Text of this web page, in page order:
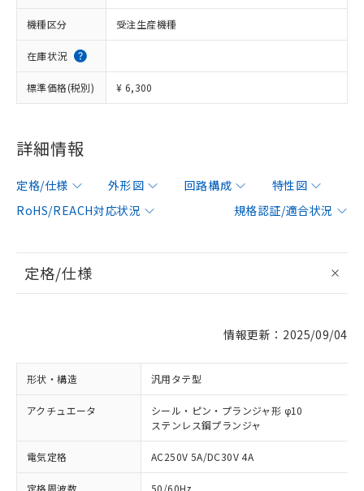
機種区分 受注生産機種
在庫状況
標準価格(税別) ¥ 6,300
詳細情報
定格/仕様 外形図 回路構成
特性図
RoHS/REACH対応状況
規格認証/適合状況
定格/仕様
情報更新：2025/09/04
形状・構造 汎用タテ型
アクチュエータ
シール・ピン・プランジャ形 φ10
ステンレス鋼プランジャ
電気定格 AC250V 5A/DC30V 4A
定格周波数 50/60Hz